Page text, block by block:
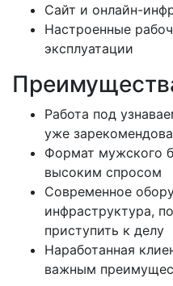
Сайт и онлайн-
Настроенные
эксплуатации
Работа под
уже
Формат мужского
высоким спросом
Современное
инфраструктура,
приступить к делу
Наработанная
важным